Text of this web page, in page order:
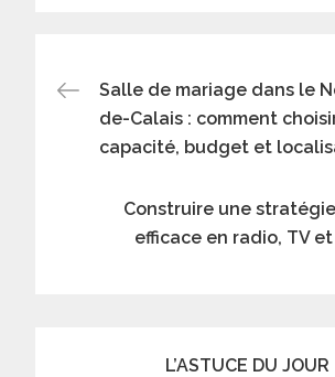
Navigation
de
l’article
Salle de mariage dans le
de-Calais : comment
capacité, budget et
Construire une
efficace en radio, TV
L’ASTUCE DU JOUR